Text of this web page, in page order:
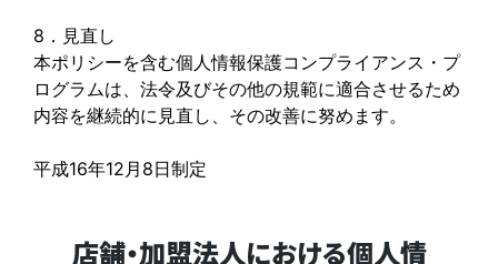
8．見直し
本ポリシーを含む個人情報保護コンプライアンス・プ
ログラムは、法令及びその他の規範に適合させるため
内容を継続的に見直し、その改善に努めます。
平成16年12月8日制定
店舗・加盟法人における個人情